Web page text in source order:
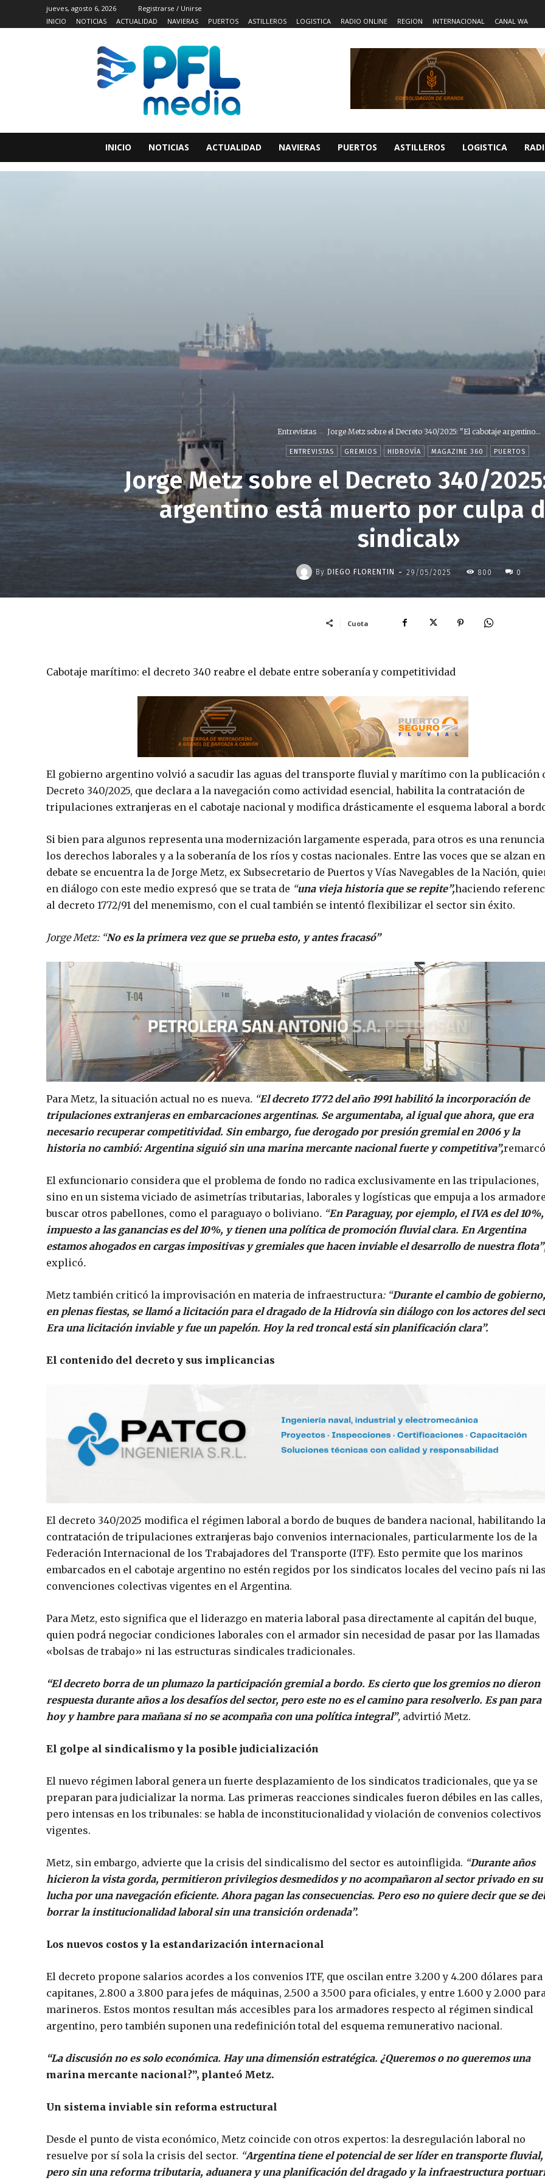
jueves, agosto 6, 2026
Registrarse / Unirse
INICIO
NOTICIAS ACTUALIDAD NAVIERAS PUERTOS ASTILLEROS LOGISTICA RADIO ONLINE REGION INTERNACIONAL CANAL WA
INICIO NOTICIAS ACTUALIDAD NAVIERAS PUERTOS ASTILLEROS LOGISTICA
Entrevistas Jorge Metz sobre el Decreto 340/2025: "El cabotaje argentino...
ENTREVISTAS GREMIOS HIDROVÍA MAGAZINE 360 PUERTOS
Jorge Metz sobre el Decreto 340/
argentino está muerto por culpa
sindical»
By DIEGO FLORENTIN - 29/05/2025 800 0
Cuota
Cabotaje marítimo: el decreto 340 reabre el debate entre soberanía y competitividad
El gobierno argentino volvió a sacudir las aguas del transporte fluvial y marítimo con la publicación
Decreto 340/2025, que declara a la navegación como actividad esencial, habilita la contratación de
tripulaciones extranjeras en el cabotaje nacional y modifica drásticamente el esquema laboral a
Si bien para algunos representa una modernización largamente esperada, para otros es una
los derechos laborales y a la soberanía de los ríos y costas nacionales. Entre las voces que se alzan
debate se encuentra la de Jorge Metz, ex Subsecretario de Puertos y Vías Navegables de la Nación,
en diálogo con este medio expresó que se trata de “una vieja historia que se repite”,haciendo
al decreto 1772/91 del menemismo, con el cual también se intentó flexibilizar el sector sin éxito.
Jorge Metz: “No es la primera vez que se prueba esto, y antes fracasó”
Para Metz, la situación actual no es nueva. “El decreto 1772 del año 1991 habilitó la incorporación de
tripulaciones extranjeras en embarcaciones argentinas. Se argumentaba, al igual que ahora, que era
necesario recuperar competitividad. Sin embargo, fue derogado por presión gremial en 2006 y la
historia no cambió: Argentina siguió sin una marina mercante nacional fuerte y competitiva”,remarcó
El exfuncionario considera que el problema de fondo no radica exclusivamente en las tripulaciones,
sino en un sistema viciado de asimetrías tributarias, laborales y logísticas que empuja a los
buscar otros pabellones, como el paraguayo o boliviano. “En Paraguay, por ejemplo, el IVA es del
impuesto a las ganancias es del 10%, y tienen una política de promoción fluvial clara. En Argentina
estamos ahogados en cargas impositivas y gremiales que hacen inviable el desarrollo de nuestra flota”
explicó.
Metz también criticó la improvisación en materia de infraestructura: “Durante el cambio de gobierno,
en plenas fiestas, se llamó a licitación para el dragado de la Hidrovía sin diálogo con los actores del
Era una licitación inviable y fue un papelón. Hoy la red troncal está sin planificación clara”.
El contenido del decreto y sus implicancias
El decreto 340/2025 modifica el régimen laboral a bordo de buques de bandera nacional, habilitando la
contratación de tripulaciones extranjeras bajo convenios internacionales, particularmente los de la
Federación Internacional de los Trabajadores del Transporte (ITF). Esto permite que los marinos
embarcados en el cabotaje argentino no estén regidos por los sindicatos locales del vecino país ni
convenciones colectivas vigentes en el Argentina.
Para Metz, esto significa que el liderazgo en materia laboral pasa directamente al capitán del buque,
quien podrá negociar condiciones laborales con el armador sin necesidad de pasar por las llamadas
«bolsas de trabajo» ni las estructuras sindicales tradicionales.
“El decreto borra de un plumazo la participación gremial a bordo. Es cierto que los gremios no dieron
respuesta durante años a los desafíos del sector, pero este no es el camino para resolverlo. Es pan para
hoy y hambre para mañana si no se acompaña con una política integral”, advirtió Metz.
El golpe al sindicalismo y la posible judicialización
El nuevo régimen laboral genera un fuerte desplazamiento de los sindicatos tradicionales, que ya se
preparan para judicializar la norma. Las primeras reacciones sindicales fueron débiles en las calles,
pero intensas en los tribunales: se habla de inconstitucionalidad y violación de convenios colectivos
vigentes.
Metz, sin embargo, advierte que la crisis del sindicalismo del sector es autoinfligida. “Durante años
hicieron la vista gorda, permitieron privilegios desmedidos y no acompañaron al sector privado en su
lucha por una navegación eficiente. Ahora pagan las consecuencias. Pero eso no quiere decir que se
borrar la institucionalidad laboral sin una transición ordenada”.
Los nuevos costos y la estandarización internacional
El decreto propone salarios acordes a los convenios ITF, que oscilan entre 3.200 y 4.200 dólares para
capitanes, 2.800 a 3.800 para jefes de máquinas, 2.500 a 3.500 para oficiales, y entre 1.600 y 2.000
marineros. Estos montos resultan más accesibles para los armadores respecto al régimen sindical
argentino, pero también suponen una redefinición total del esquema remunerativo nacional.
“La discusión no es solo económica. Hay una dimensión estratégica. ¿Queremos o no queremos una
marina mercante nacional?”, planteó Metz.
Un sistema inviable sin reforma estructural
Desde el punto de vista económico, Metz coincide con otros expertos: la desregulación laboral no
resuelve por sí sola la crisis del sector. “Argentina tiene el potencial de ser líder en transporte fluvial,
pero sin una reforma tributaria, aduanera y una planificación del dragado y la infraestructura